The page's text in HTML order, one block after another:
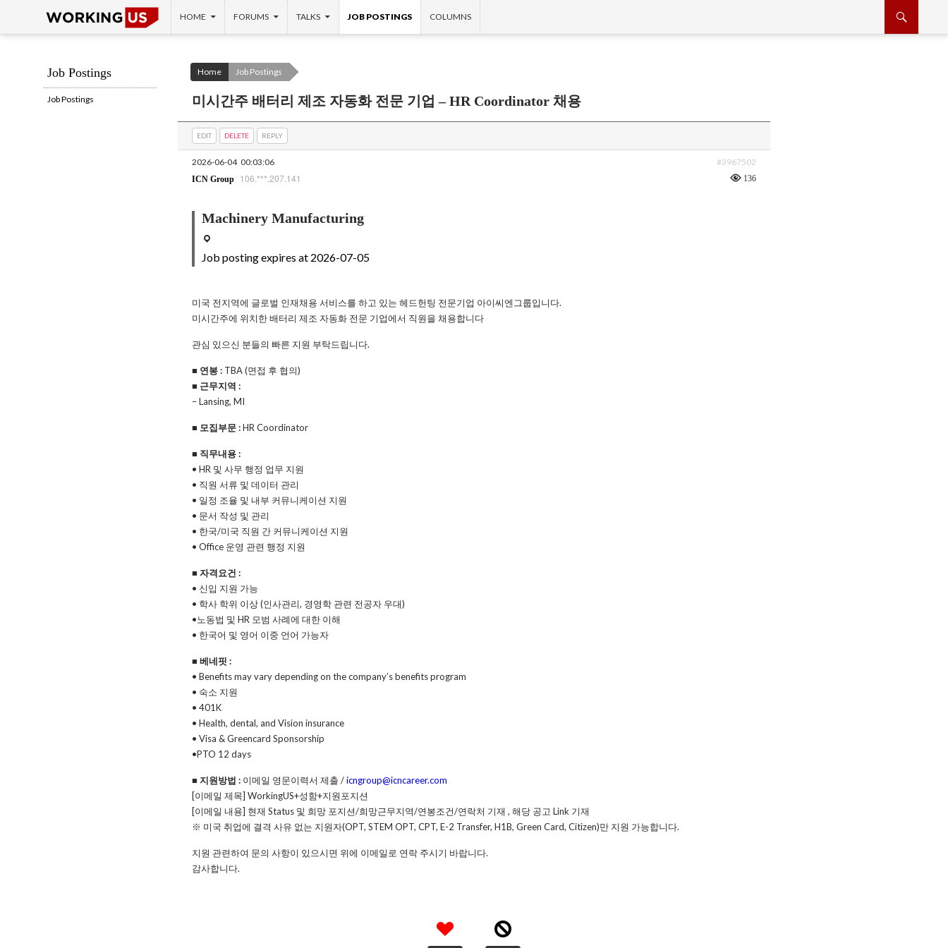
SKIP TO CONTENT
HOME FORUMS TALKS JOB POSTINGS COLUMNS
Home Job Postings
미시간주 배터리 제조 자동화 전문 기업 – HR Coordinator 채용
EDIT DELETE REPLY
2026-06-04 00:03:06 #3967502
ICN Group 106.***.207.141 136
Machinery Manufacturing
Job posting expires at 2026-07-05
미국 전지역에 글로벌 인재채용 서비스를 하고 있는 헤드헌팅 전문기업 아이씨엔그룹입니다.
미시간주에 위치한 배터리 제조 자동화 전문 기업에서 직원을 채용합니다
관심 있으신 분들의 빠른 지원 부탁드립니다.
■ 연봉 : TBA (면접 후 협의)
■ 근무지역 :
– Lansing, MI
■ 모집부문 :HR Coordinator
■ 직무내용 :
• HR 및 사무 행정 업무 지원
• 직원 서류 및 데이터 관리
• 일정 조율 및 내부 커뮤니케이션 지원
• 문서 작성 및 관리
• 한국/미국 직원 간 커뮤니케이션 지원
• Office 운영 관련 행정 지원
■ 자격요건 :
• 신입 지원 가능
• 학사 학위 이상 (인사관리, 경영학 관련 전공자 우대)
•노동법 및 HR 모범 사례에 대한 이해
• 한국어 및 영어 이중 언어 가능자
■ 베네핏 :
• Benefits may vary depending on the company’s benefits program
• 숙소 지원
• 401K
• Health, dental, and Vision insurance
• Visa & Greencard Sponsorship
•PTO 12 days
■ 지원방법 : 이메일 영문이력서 제출 /icngroup@icncareer.com
[이메일 제목] WorkingUS+성함+지원포지션
[이메일 내용] 현재 Status 및 희망 포지션/희망근무지역/연봉조건/연락처 기재 , 해당 공고 Link 기재
※ 미국 취업에 결격 사유 없는 지원자(OPT, STEM OPT, CPT, E-2 Transfer, H1B, Green Card, Citizen)만 지원 가능합니다.
지원 관련하여 문의 사항이 있으시면 위에 이메일로 연락 주시기 바랍니다.
감사합니다.
Job Postings
Job Postings